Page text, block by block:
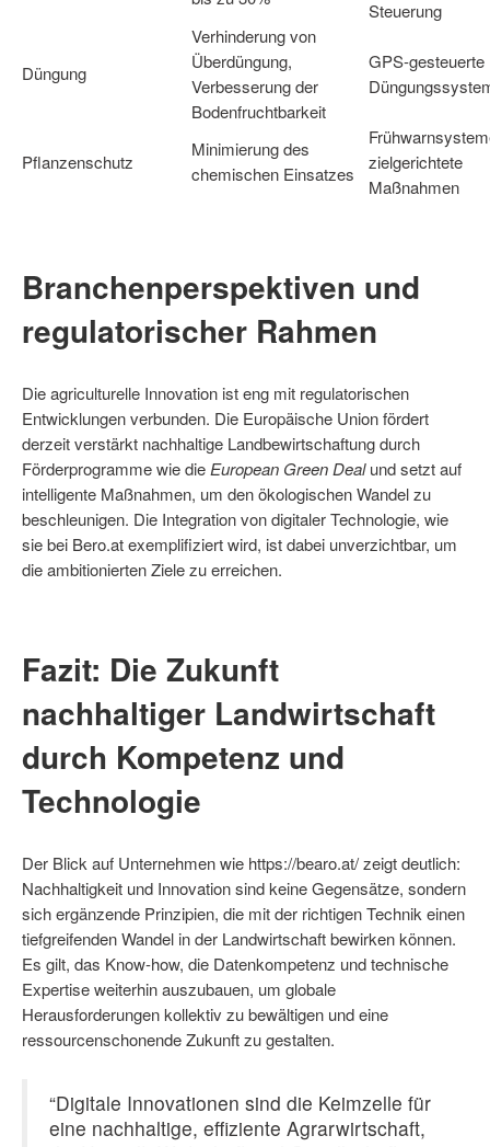
Steuerung
Düngung
Verhinderung von
Überdüngung,
Verbesserung der
Bodenfruchtbarkeit
GPS-gesteuerte
Pflanzenschutz
Minimierung des
chemischen Einsatzes
zielgerichtete
Maßnahmen
Branchenperspektiven und
regulatorischer Rahmen
Die agriculturelle Innovation ist eng mit regulatorischen
Entwicklungen verbunden. Die Europäische Union fördert
derzeit verstärkt nachhaltige Landbewirtschaftung durch
Förderprogramme wie die European Green Dealund setzt auf
intelligente Maßnahmen, um den ökologischen Wandel zu
beschleunigen. Die Integration von digitaler Technologie, wie
sie bei Bero.at exemplifiziert wird, ist dabei unverzichtbar, um
die ambitionierten Ziele zu erreichen.
Fazit: Die Zukunft
nachhaltiger Landwirtschaft
durch Kompetenz und
Technologie
Der Blick auf Unternehmen wie https://bearo.at/ zeigt deutlich:
Nachhaltigkeit und Innovation sind keine Gegensätze, sondern
sich ergänzende Prinzipien, die mit der richtigen Technik einen
tiefgreifenden Wandel in der Landwirtschaft bewirken können.
Es gilt, das Know-how, die Datenkompetenz und technische
Expertise weiterhin auszubauen, um globale
Herausforderungen kollektiv zu bewältigen und eine
ressourcenschonende Zukunft zu gestalten.
“Digitale Innovationen sind die Keimzelle für
eine nachhaltige, effiziente Agrarwirtschaft,